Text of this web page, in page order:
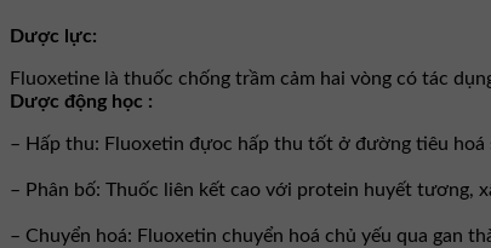
Dược lực:
Fluoxetine là thuốc chống trầm cảm hai vòng có tác
Dược động học :
– Hấp thu: Fluoxetin đựoc hấp thu tốt ở đường tiêu hoá
– Phân bố: Thuốc liên kết cao với protein huyết tương,
– Chuyển hoá: Fluoxetin chuyển hoá chủ yếu qua gan